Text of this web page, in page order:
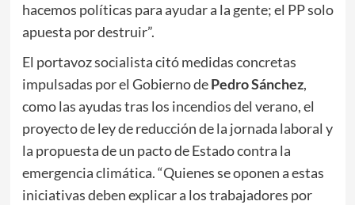
hacemos políticas para ayudar a la gente; el PP solo
apuesta por destruir”.
El portavoz socialista citó medidas concretas
impulsadas por el Gobierno dePedro Sánchez,
como las ayudas tras los incendios del verano, el
proyecto de ley de reducción de la jornada laboral y
la propuesta de un pacto de Estado contra la
emergencia climática. “Quienes se oponen a estas
iniciativas deben explicar a los trabajadores por